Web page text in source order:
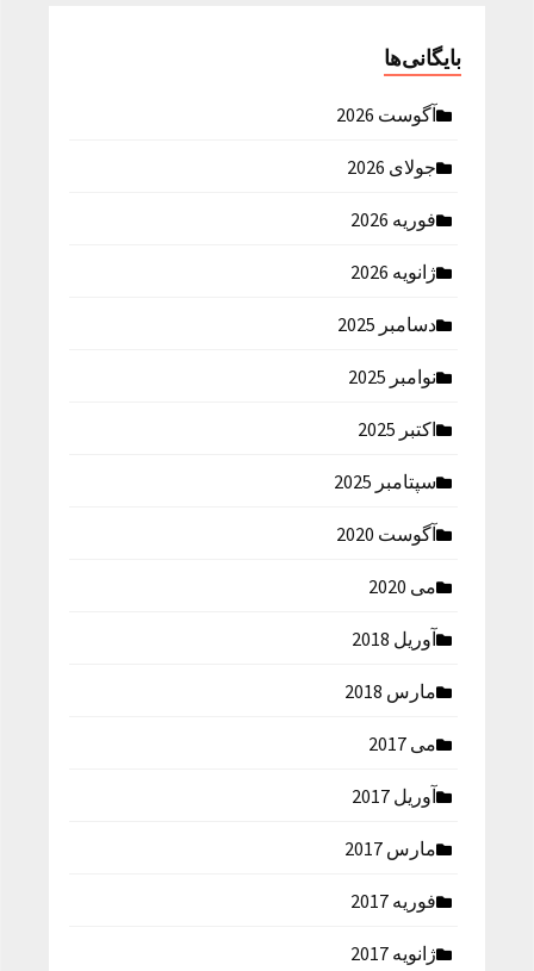
بایگانی‌ها
آگوست 2026
جولای 2026
فوریه 2026
ژانویه 2026
دسامبر 2025
نوامبر 2025
اکتبر 2025
سپتامبر 2025
آگوست 2020
می 2020
آوریل 2018
مارس 2018
می 2017
آوریل 2017
مارس 2017
فوریه 2017
ژانویه 2017